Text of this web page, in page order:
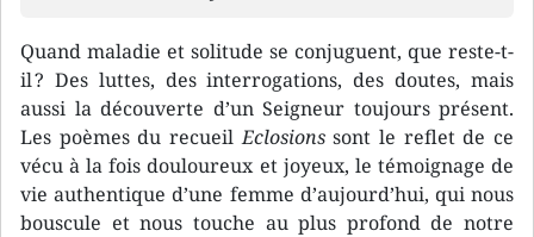
Quand maladie et solitude se conjuguent, que reste-t-
il ? Des luttes, des interrogations, des doutes, mais
aussi la découverte d’un Seigneur toujours présent.
Les poèmes du recueilEclosionssont le reflet de ce
vécu à la fois douloureux et joyeux, le témoignage de
vie authentique d’une femme d’aujourd’hui, qui nous
bouscule et nous touche au plus profond de notre